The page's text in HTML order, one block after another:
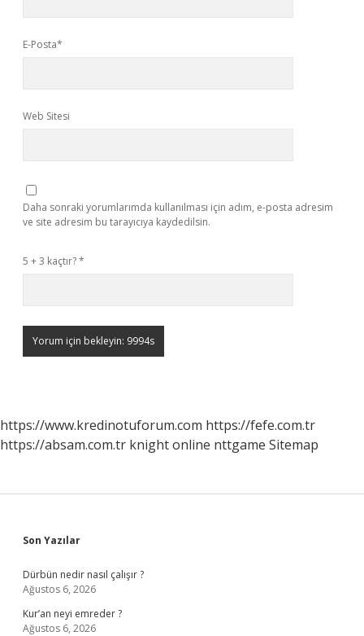
E-Posta*
Web Sitesi
Daha sonraki yorumlarımda kullanılması için adım, e-posta adresim
ve site adresim bu tarayıcıya kaydedilsin.
5 + 3 kaçtır?*
https://www.kredinotuforum.com https://fefe.com.tr
https://absam.com.tr knight online nttgame Sitemap
Sidebar
Son Yazılar
Dürbün nedir nasıl çalışır ?
Ağustos 6, 2026
Kur’an neyi emreder ?
Ağustos 6, 2026